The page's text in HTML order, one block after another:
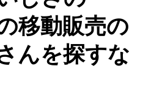
移動販売の
んを探すな